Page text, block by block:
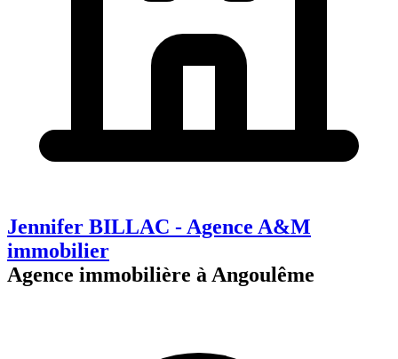
Jennifer BILLAC - Agence A&M
immobilier
Agence immobilière à Angoulême